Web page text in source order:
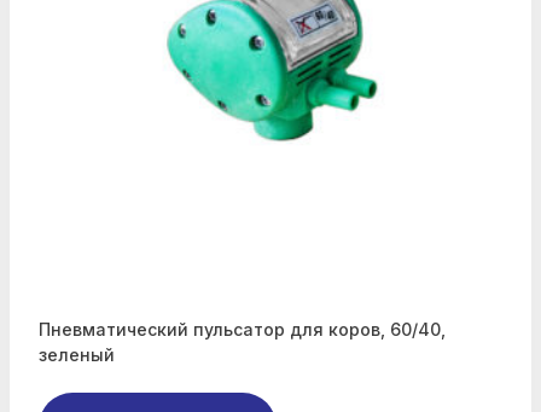
Пневматический пульсатор для коров, 60/40,
зеленый